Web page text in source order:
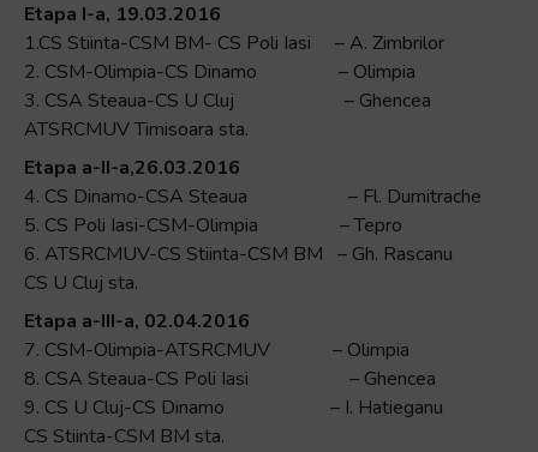
Etapa I-a, 19.03.2016
1.CS Stiinta-CSM BM- CS Poli Iasi – A. Zimbrilor
2. CSM-Olimpia-CS Dinamo – Olimpia
3. CSA Steaua-CS U Cluj – Ghencea
ATSRCMUV Timisoara sta.
Etapa a-II-a,26.03.2016
4. CS Dinamo-CSA Steaua – Fl. Dumitrache
5. CS Poli Iasi-CSM-Olimpia – Tepro
6. ATSRCMUV-CS Stiinta-CSM BM – Gh. Rascanu
CS U Cluj sta.
Etapa a-III-a, 02.04.2016
7. CSM-Olimpia-ATSRCMUV – Olimpia
8. CSA Steaua-CS Poli Iasi – Ghencea
9. CS U Cluj-CS Dinamo – I. Hatieganu
CS Stiinta-CSM BM sta.